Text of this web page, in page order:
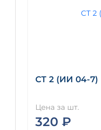
СТ 2 (ИИ 04-7)
Цена за шт.
320 ₽